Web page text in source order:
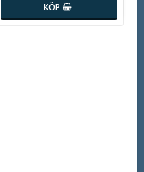
KÖP